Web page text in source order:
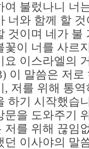
여 불렀나니 너
너와 함께 할
것이며 네가 불
꽃이 너를 사르
요 이스라엘의
이 말씀은 저
, 저를 위해 통
하기 시작했습
문을 도와주기
저를 위해 끊임
던 이사야의 말